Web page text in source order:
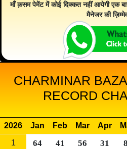
माँ क़सम पेमेंट में कोई दिक्कत नहीं आयेगी एक
मैनेजर की
CHARMINAR
RECORD
2026 Jan Feb Mar Apr
1
64 41 56 31